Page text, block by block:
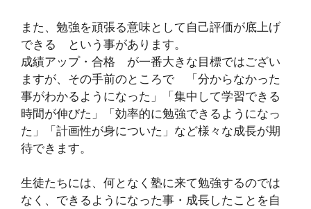
また、勉強を頑張る意味として自己評価が底上げ
できる という事があります。
成績アップ・合格 が一番大きな目標ではござい
ますが、その手前のところで 「分からなかった
事がわかるようになった」「集中して学習できる
時間が伸びた」「効率的に勉強できるようになっ
た」「計画性が身についた」など様々な成長が期
待できます。
生徒たちには、何となく塾に来て勉強するのでは
なく、できるようになった事・成長したことを自